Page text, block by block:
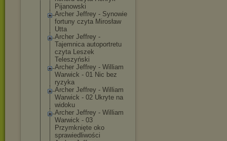
Pijanowski
Archer Jeffrey - Synowie
fortuny czyta Mirosław
Utta
Archer Jeffrey -
Tajemnica autoportretu
czyta Leszek
Teleszyński
Archer Jeffrey - William
Warwick - 01 Nic bez
ryzyka
Archer Jeffrey - William
Warwick - 02 Ukryte na
widoku
Archer Jeffrey - William
Warwick - 03
Przymknięte oko
sprawiedliwości